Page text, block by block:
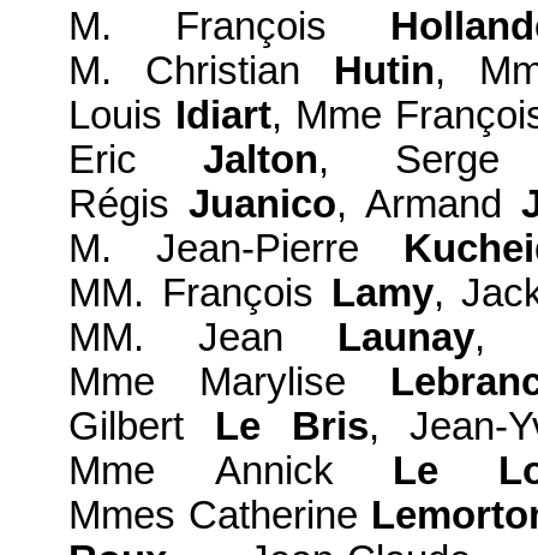
M. François
M. Christian Hutin,
Louis Idiart, Mme
EricJalton,
RégisJuanico, Armand
M. Jean-Pierre
MM. François Lamy,
MM. Jean Launay,
Mme Marylise
Gilbert Le Bris, Jean-
Mme Annick Le
Mmes Catherine